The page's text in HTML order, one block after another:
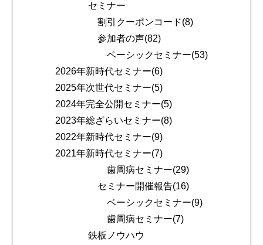
セミナー
割引クーポンコード(8)
参加者の声(82)
ベーシックセミナー(53)
2026年新時代セミナー(6)
2025年次世代セミナー(5)
2024年完全公開セミナー(5)
2023年総ざらいセミナー(8)
2022年新時代セミナー(9)
2021年新時代セミナー(7)
歯周病セミナー(29)
セミナー開催報告(16)
ベーシックセミナー(9)
歯周病セミナー(7)
鉄板ノウハウ